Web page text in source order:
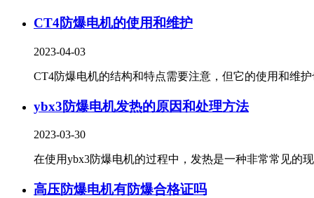
CT4防爆电机的使用和维护
2023-04-03
CT4防爆电机的结构和特点需要注意，但它的使用和维护
ybx3防爆电机发热的原因和处理方法
2023-03-30
在使用ybx3防爆电机的过程中，发热是一种非常常见的
高压防爆电机有防爆合格证吗